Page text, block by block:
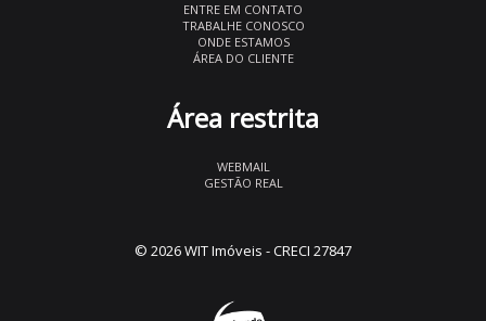
ENTRE EM CONTATO
TRABALHE CONOSCO
ONDE ESTAMOS
ÁREA DO CLIENTE
Área restrita
WEBMAIL
GESTÃO REAL
© 2026 WIT Imóveis - CRECI 27847